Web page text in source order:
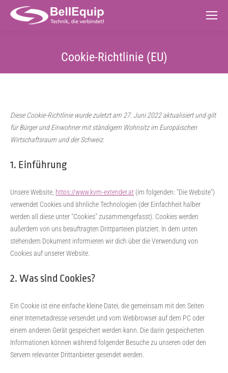
Cookie-Richtlinie (EU)
Diese Cookie-Richtlinie wurde zuletzt am 27. Juni 2022 aktualisiert und gilt
für Bürger und Einwohner mit ständigem Wohnsitz im Europäischen
Wirtschaftsraum und der Schweiz.
1. Einführung
Unsere Website, https://www.kvm-extender.at (im folgenden: "Die Website")
verwendet Cookies und ähnliche Technologien (der Einfachheit halber
werden all diese unter "Cookies" zusammengefasst). Cookies werden
außerdem von uns beauftragten Drittparteien platziert. In dem unten
stehendem Dokument informieren wir dich über die Verwendung von
Cookies auf unserer Website.
2. Was sind Cookies?
Ein Cookie ist eine einfache kleine Datei, die gemeinsam mit den Seiten
einer Internetadresse versendet und vom Webbrowser auf dem PC oder
einem anderen Gerät gespeichert werden kann. Die darin gespeicherten
Informationen können während folgender Besuche zu unseren oder den
Servern relevanter Drittanbieter gesendet werden.